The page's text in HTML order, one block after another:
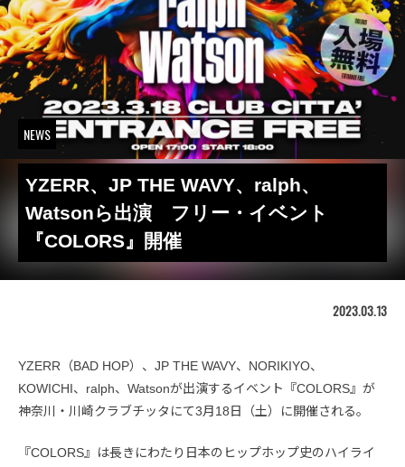
NEWS
YZERR、JP THE WAVY、ralph、
Watsonら出演 フリー・イベント
『COLORS』開催
2023.03.13
YZERR（BAD HOP）、JP THE WAVY、NORIKIYO、
KOWICHI、ralph、Watsonが出演するイベント『COLORS』が
神奈川・川崎クラブチッタにて3月18日（土）に開催される。
『COLORS』は長きにわたり日本のヒップホップ史のハイライ